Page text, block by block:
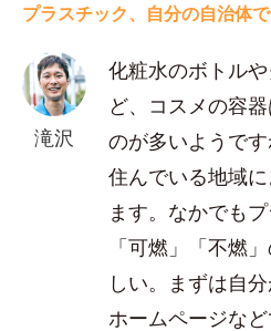
プラスチック、自分の自治体
滝沢
化粧水のボトル
ど、コスメの容
のが多いようです
住んでいる地域
ます。なかでも
「可燃」「不燃
しい。まずは自
ホームページな